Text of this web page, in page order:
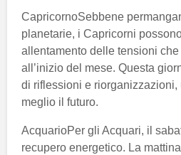
CapricornoSebbene
planetarie, i Capricorni
allentamento delle tensioni
all’inizio del mese. Questa
di riflessioni e riorganizzazioni,
meglio il futuro.
AcquarioPer gli Acquari, il
recupero energetico. La